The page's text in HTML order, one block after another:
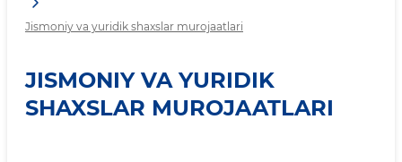
Jismoniy va yuridik shaxslar murojaatlari
JISMONIY VA YURIDIK
SHAXSLAR MUROJAATLARI